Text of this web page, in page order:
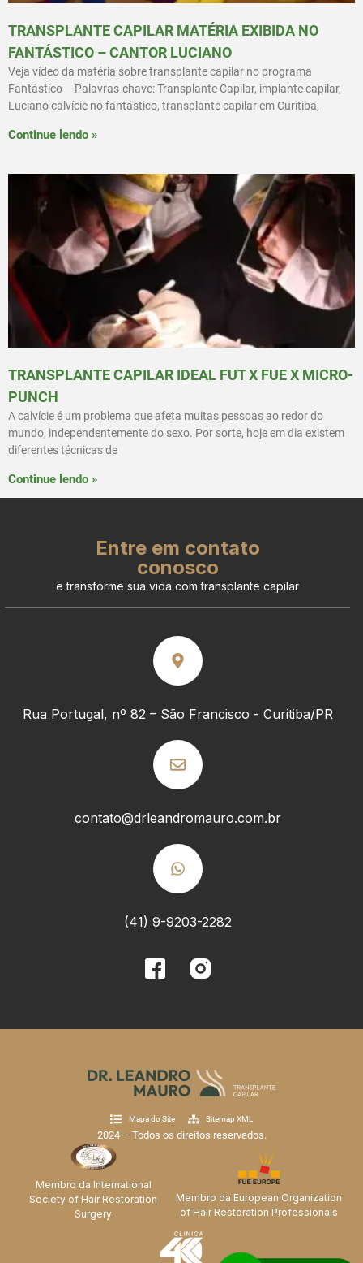
TRANSPLANTE CAPILAR MATÉRIA EXIBIDA NO
FANTÁSTICO – CANTOR LUCIANO
Veja vídeo da matéria sobre transplante capilar no programa
Fantástico Palavras-chave: Transplante Capilar, implante capilar,
Luciano calvície no fantástico, transplante capilar em Curitiba,
Continue lendo »
TRANSPLANTE CAPILAR IDEAL FUT X FUE X MICRO-
PUNCH
A calvície é um problema que afeta muitas pessoas ao redor do
mundo, independentemente do sexo. Por sorte, hoje em dia existem
diferentes técnicas de
Continue lendo »
Entre em contato
conosco
e transforme sua vida com transplante capilar
Rua Portugal, nº 82 – São Francisco - Curitiba/PR
contato@drleandromauro.com.br
(41) 9-9203-2282
Mapa do Site Sitemap XML
2024 – Todos os direitos reservados.
Membro da International
Society of Hair Restoration
Surgery
Membro da European Organization
of Hair Restoration Professionals